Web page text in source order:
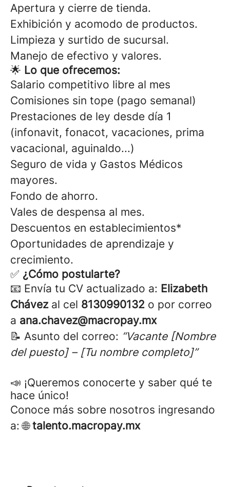
Apertura y cierre de tienda.
Exhibición y acomodo de productos.
Limpieza y surtido de sucursal.
Manejo de efectivo y valores.
🌟 Lo que ofrecemos:
Salario competitivo libre al mes
Comisiones sin tope (pago semanal)
Prestaciones de ley desde día 1
(infonavit, fonacot, vacaciones, prima
vacacional, aguinaldo...)
Seguro de vida y Gastos Médicos
mayores.
Fondo de ahorro.
Vales de despensa al mes.
Descuentos en establecimientos*
Oportunidades de aprendizaje y
crecimiento.
✅ ¿Cómo postularte?
📧 Envía tu CV actualizado a: Elizabeth
Chávezal cel 8130990132 o por correo
a ana.chavez@macropay.mx
📝 Asunto del correo: “Vacante [Nombre
del puesto] – [Tu nombre completo]”
📣 ¡Queremos conocerte y saber qué te
hace único!
Conoce más sobre nosotros ingresando
a: 🌐talento.macropay.mx